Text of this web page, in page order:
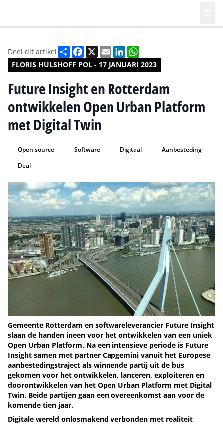
FLORIS HULSHOFF POL - 17 JANUARI 2023
Deel dit artikel DeelFacebook
X EmailLinkedIn
Future Insight en Rotterdam
ontwikkelen Open Urban Platform
met Digital Twin
Open source Software Digitaal
Aanbesteding
Deal
Gemeente Rotterdam en softwareleverancier Future Insight
slaan de handen ineen voor het ontwikkelen van een uniek
Open Urban Platform. Na een intensieve periode is Future
Insight samen met partner Capgemini vanuit het Europese
aanbestedingstraject als winnende partij uit de bus
gekomen voor het ontwikkelen, lanceren, exploiteren en
doorontwikkelen van het Open Urban Platform met Digital
Twin. Beide partijen gaan een overeenkomst aan voor de
komende tien jaar.
Digitale wereld onlosmakend verbonden met realiteit